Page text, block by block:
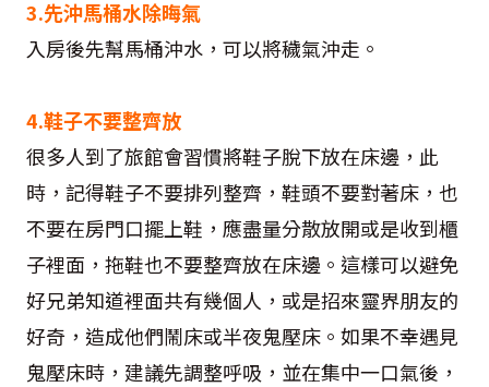
3.先沖馬桶水除晦氣
入房後先幫馬桶沖水，可以將穢氣沖走。
4.鞋子不要整齊放
很多人到了旅館會習慣將鞋子脫下放在床邊，此
時，記得鞋子不要排列整齊，鞋頭不要對著床，也
不要在房門口擺上鞋，應盡量分散放開或是收到櫃
子裡面，拖鞋也不要整齊放在床邊。這樣可以避免
好兄弟知道裡面共有幾個人，或是招來靈界朋友的
好奇，造成他們鬧床或半夜鬼壓床。如果不幸遇見
鬼壓床時，建議先調整呼吸，並在集中一口氣後，